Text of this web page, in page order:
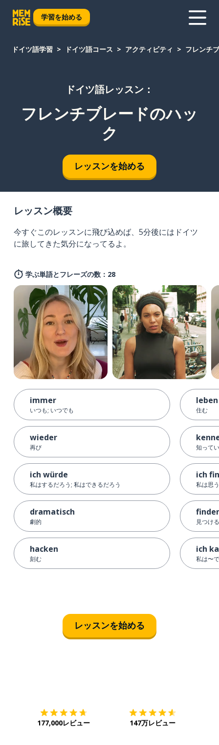
学習を始める
ドイツ語学習 ドイツ語コース アクティビティ フレンチ
ドイツ語レッスン：
フレンチブレードのハッ
ク
レッスンを始める
レッスン概要
今すぐこのレッスンに飛び込めば、5分後にはドイツ
に旅してきた気分になってるよ。
学ぶ単語とフレーズの数：28
immer
いつも; いつでも
wieder
再び
ich würde
私はするだろう; 私はできるだろう
dramatisch
劇的
hacken
刻む
leben
住む
知って
ich
私は思
見つけ
ich
私は〜
レッスンを始める
177,000レビュー 147万レビュー